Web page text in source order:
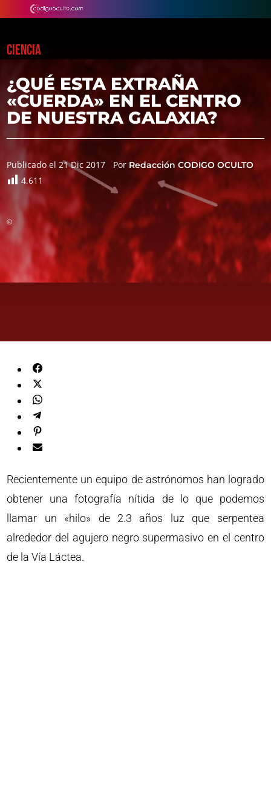
CIENCIA
¿QUÉ ESTA EXTRAÑA
«CUERDA» EN EL CENTRO
DE NUESTRA GALAXIA?
Publicado el 21 Dic 2017 Por Redacción CODIGO OCULTO
4.611
©
Recientemente un equipo de astrónomos han logrado
obtener una fotografía nítida de lo que podemos
llamar un «hilo» de 2.3 años luz que serpentea
alrededor del agujero negro supermasivo en el centro
de la Vía Láctea.